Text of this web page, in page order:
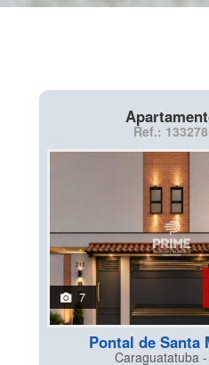
Ref.: 133278
7
Pontal de Santa
Caraguatatuba